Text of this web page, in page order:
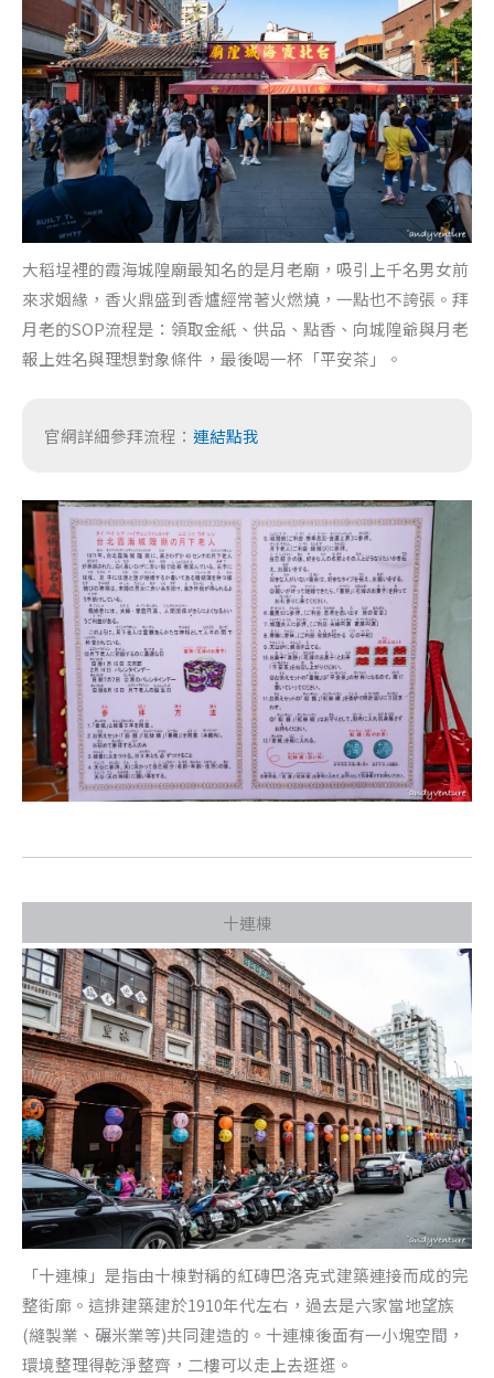
大稻埕裡的霞海城隍廟最知名的是月老廟，吸引上千名男女前
來求姻緣，香火鼎盛到香爐經常著火燃燒，一點也不誇張。拜
月老的SOP流程是：領取金紙、供品、點香、向城隍爺與月老
報上姓名與理想對象條件，最後喝一杯「平安茶」。
官網詳細參拜流程： 連結點我
十連棟
「十連棟」是指由十棟對稱的紅磚巴洛克式建築連接而成的完
整街廓。這排建築建於1910年代左右，過去是六家當地望族
(縫製業、碾米業等)共同建造的。十連棟後面有一小塊空間，
環境整理得乾淨整齊，二樓可以走上去逛逛。